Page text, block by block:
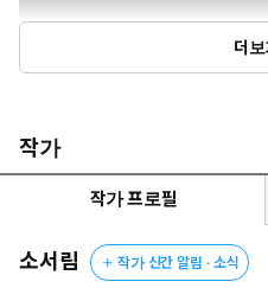
더보
작가
작가 프로필
소서림 작가 신간 알림 · 소식